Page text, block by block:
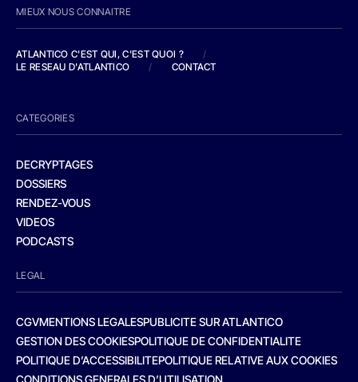
MIEUX NOUS CONNAITRE
ATLANTICO C'EST QUI, C'EST QUOI ?
/
LE RESEAU D'ATLANTICO
/ CONTACT
CATEGORIES
DECRYPTAGES
DOSSIERS
RENDEZ-VOUS
VIDEOS
PODCASTS
LEGAL
CGVMENTIONS LEGALESPUBLICITE SUR ATLANTICO
GESTION DES COOKIESPOLITIQUE DE CONFIDENTIALITE
POLITIQUE D’ACCESSIBILITEPOLITIQUE RELATIVE AUX COOKIES
CONDITIONS GENERALES D’UTILISATION